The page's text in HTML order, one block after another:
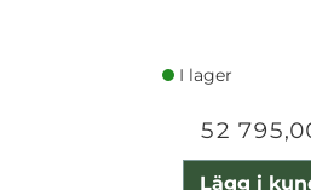
I lager
52
Lägg i